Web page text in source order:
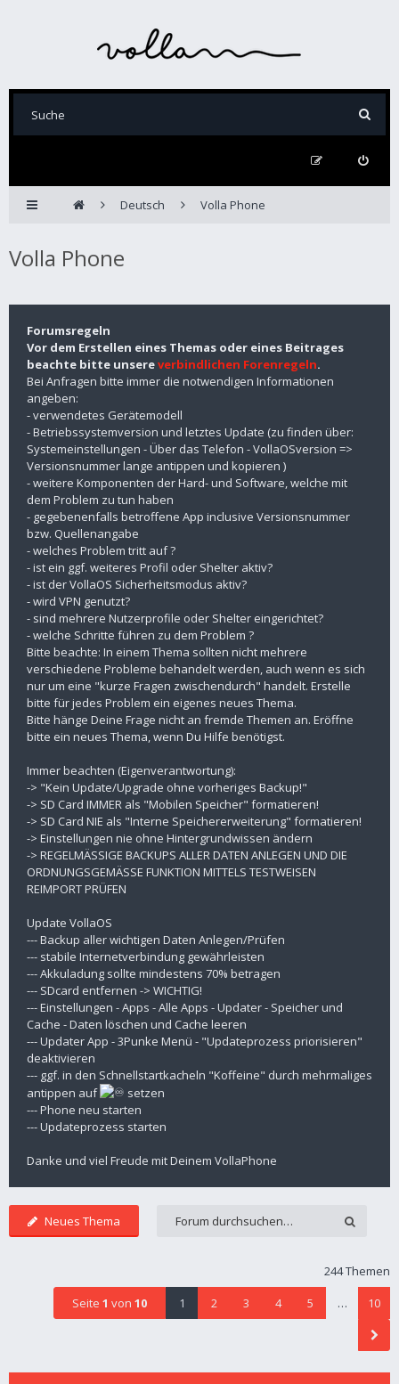
Deutsch Volla Phone
Volla Phone
Forumsregeln
Vor dem Erstellen eines Themas oder eines Beitrages
beachte bitte unsereverbindlichen Forenregeln.
Bei Anfragen bitte immer die notwendigen Informationen
angeben:
- verwendetes Gerätemodell
- Betriebssystemversion und letztes Update (zu finden über:
Systemeinstellungen - Über das Telefon - VollaOSversion =>
Versionsnummer lange antippen und kopieren )
- weitere Komponenten der Hard- und Software, welche mit
dem Problem zu tun haben
- gegebenenfalls betroffene App inclusive Versionsnummer
bzw. Quellenangabe
- welches Problem tritt auf ?
- ist ein ggf. weiteres Profil oder Shelter aktiv?
- ist der VollaOS Sicherheitsmodus aktiv?
- wird VPN genutzt?
- sind mehrere Nutzerprofile oder Shelter eingerichtet?
- welche Schritte führen zu dem Problem ?
Bitte beachte: In einem Thema sollten nicht mehrere
verschiedene Probleme behandelt werden, auch wenn es sich
nur um eine "kurze Fragen zwischendurch" handelt. Erstelle
bitte für jedes Problem ein eigenes neues Thema.
Bitte hänge Deine Frage nicht an fremde Themen an. Eröffne
bitte ein neues Thema, wenn Du Hilfe benötigst.
Immer beachten (Eigenverantwortung):
-> "Kein Update/Upgrade ohne vorheriges Backup!"
-> SD Card IMMER als "Mobilen Speicher" formatieren!
-> SD Card NIE als "Interne Speichererweiterung" formatieren!
-> Einstellungen nie ohne Hintergrundwissen ändern
-> REGELMÄSSIGE BACKUPS ALLER DATEN ANLEGEN UND DIE
ORDNUNGSGEMÄSSE FUNKTION MITTELS TESTWEISEN
REIMPORT PRÜFEN
Update VollaOS
--- Backup aller wichtigen Daten Anlegen/Prüfen
--- stabile Internetverbindung gewährleisten
--- Akkuladung sollte mindestens 70% betragen
--- SDcard entfernen -> WICHTIG!
--- Einstellungen - Apps - Alle Apps - Updater - Speicher und
Cache - Daten löschen und Cache leeren
--- Updater App - 3Punke Menü - "Updateprozess priorisieren"
deaktivieren
--- ggf. in den Schnellstartkacheln "Koffeine" durch mehrmaliges
antippen auf
setzen
--- Phone neu starten
--- Updateprozess starten
Danke und viel Freude mit Deinem VollaPhone
Neues Thema
244 Themen
Seite 1 von 10 1 2 3 4 5 … 10